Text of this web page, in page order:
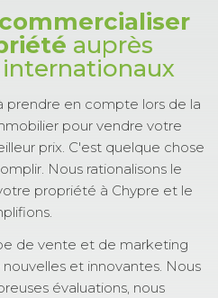
commercialiser
auprès
prendre en compte lors de la
pour vendre votre
prix. C'est quelque chose
Nous rationalisons le
propriété à Chypre et le
de vente et de marketing
et innovantes. Nous
évaluations, nous